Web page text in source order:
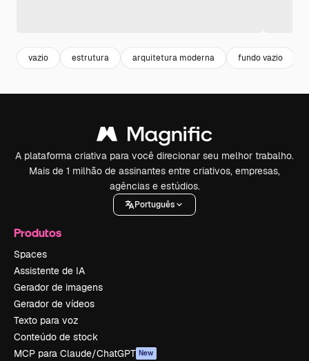
vazio estrutura arquitetura moderna fundo vazio
A plataforma criativa para você direcionar seu melhor trabalho.
Mais de 1 milhão de assinantes entre criativos, empresas,
agências e estúdios.
Português
Produtos
Spaces
Assistente de IA
Gerador de imagens
Gerador de vídeos
Texto para voz
Conteúdo de stock
MCP para Claude/ChatGPT New